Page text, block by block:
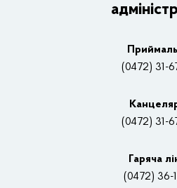
Основні завдання та
Нагороди
Контакти
(0472) 31-
(0472) 31-
Гаряча
(0472) 36-